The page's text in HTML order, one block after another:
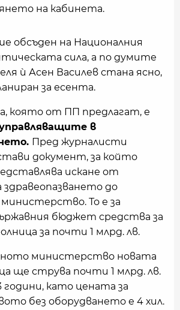
на кабинета.
обсъден на Националния
сила, а по думите
ѝ Асен Василев стана ясно,
за есента.
която от ПП предлагат, е
в
Пред журналисти
документ, за който
искане от
до
То е за
бюджет средства за
за почти 1 млрд. лв.
министерство новата
ще струва почти 1 млрд. лв.
като цената за
без оборудването е 4 хил.